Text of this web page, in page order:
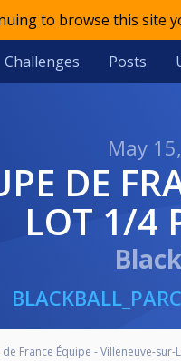
to browse this site
Challenges Posts
May
LOT 1/4
France Équipe - Villeneuve-sur-